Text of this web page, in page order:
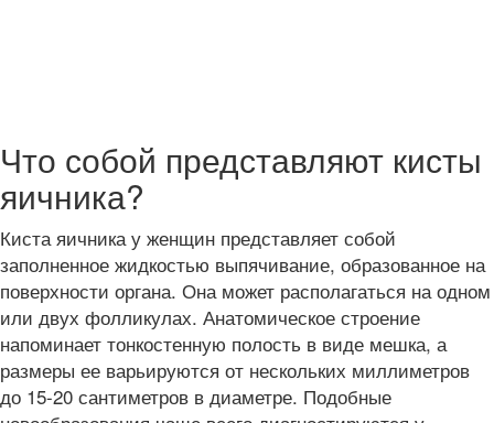
Что собой представляют кисты
яичника?
Киста яичника у женщин представляет собой
заполненное жидкостью выпячивание, образованное на
поверхности органа. Она может располагаться на одном
или двух фолликулах. Анатомическое строение
напоминает тонкостенную полость в виде мешка, а
размеры ее варьируются от нескольких миллиметров
до 15-20 сантиметров в диаметре. Подобные